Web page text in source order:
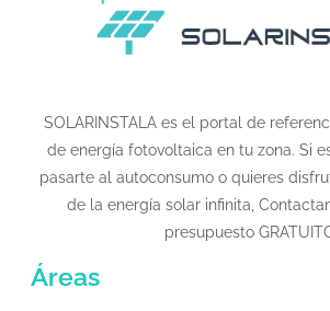
SOLARINSTALA es el portal de
de energía fotovoltaica en tu zona. Si
pasarte al autoconsumo o quieres
de la energía solar infinita,
presupuesto
Áreas